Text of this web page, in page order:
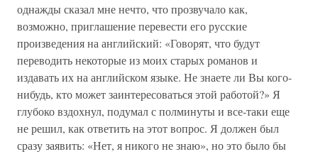
однажды сказал мне нечто, что прозвучало как,
возможно, приглашение перевести его русские
произведения на английский: «Говорят, что будут
переводить некоторые из моих старых романов и
издавать их на английском языке. Не знаете ли Вы кого-
нибудь, кто может заинтересоваться этой работой?» Я
глубоко вздохнул, подумал с полминуты и все-таки еще
не решил, как ответить на этот вопрос. Я должен был
сразу заявить: «Нет, я никого не знаю», но это было бы